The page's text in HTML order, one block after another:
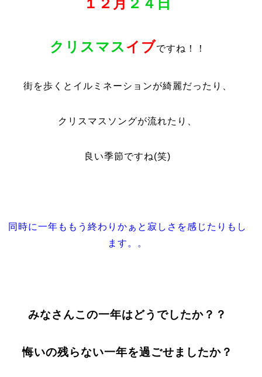
１２月 ２４日
クリスマスイブですね！！
街を歩くとイルミネーションが綺麗だったり、
クリスマスソングが流れたり、
良い季節ですね(笑)
同時に一年ももう終わりかぁと寂しさを感じたりもし
ます。。
みなさんこの一年はどうでしたか？？
悔いの残らない一年を過ごせましたか？